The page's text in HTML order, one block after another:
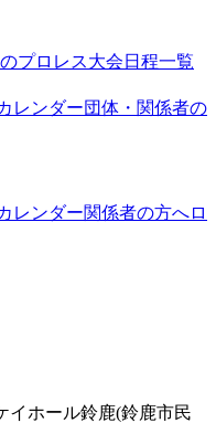
プロレス大会日程一覧
レンダー団体・関係者の
レンダー関係者の方へロ
イホール鈴鹿(鈴鹿市民